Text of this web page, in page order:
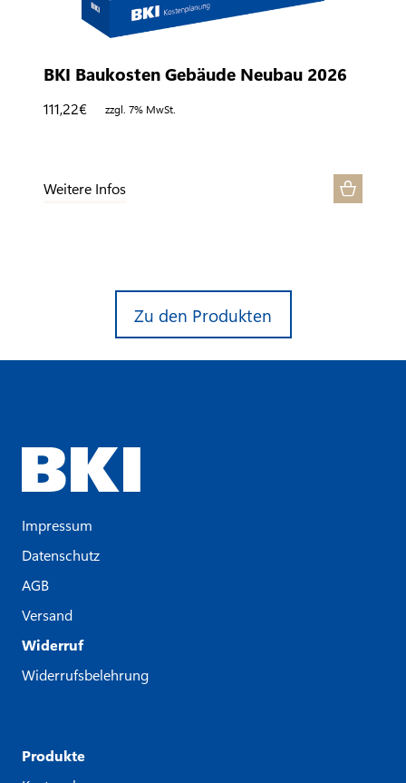
BKI Baukosten Gebäude Neubau 2026
111,22€ zzgl. 7% MwSt.
Weitere Infos
Zu den Produkten
Impressum
Datenschutz
AGB
Versand
Widerruf
Widerrufsbelehrung
Produkte